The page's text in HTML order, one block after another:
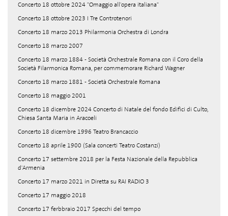
Concerto 18 ottobre 2024 "Omaggio all'opera italiana"
Concerto 18 ottobre 2023 I Tre Controtenori
Concerto 18 marzo 2013 Philarmonia Orchestra di Londra
Concerto 18 marzo 2007
Concerto 18 marzo 1884 - Società Orchestrale Romana con il Coro della
Società Filarmonica Romana, per commemorare Richard Wagner
Concerto 18 marzo 1881 - Società Orchestrale Romana
Concerto 18 maggio 2001
Concerto 18 dicembre 2024 Concerto di Natale del fondo Edifici di Culto,
Chiesa Santa Maria in Aracoeli
Concerto 18 dicembre 1996 Teatro Brancaccio
Concerto 18 aprile 1900 (Sala concerti Teatro Costanzi)
Concerto 17 settembre 2018 per la Festa Nazionale della Repubblica
d'Armenia
Concerto 17 marzo 2021 in Diretta su RAI RADIO 3
Concerto 17 maggio 2018
Concerto 17 ferbbraio 2017 Specchi del tempo